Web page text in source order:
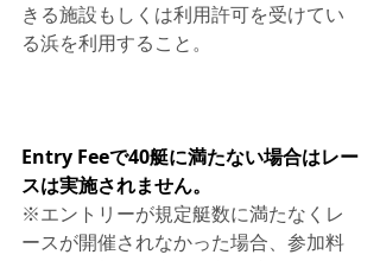
きる施設もしくは利用許可を受けてい
る浜を利用すること。
Entry Feeで40艇に満たない場合はレー
スは実施されません。
※エントリーが規定艇数に満たなくレ
ースが開催されなかった場合、参加料